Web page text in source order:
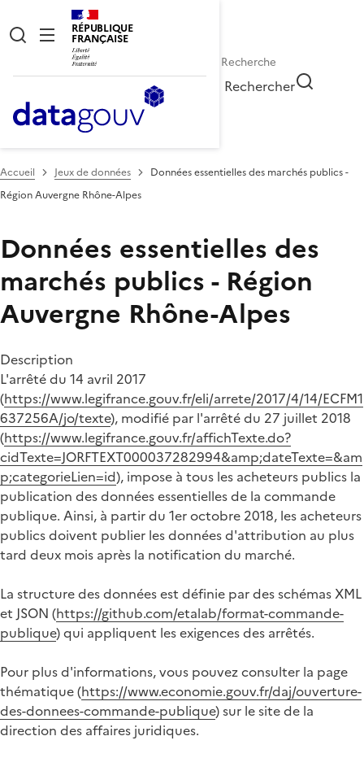
RÉPUBLIQUE
FRANÇAISE
Rechercher
Accueil Jeux de données
Données essentielles des marchés publics -
Région Auvergne Rhône-Alpes
Données essentielles des
marchés publics - Région
Auvergne Rhône-Alpes
Description
L'arrêté du 14 avril 2017
(https://www.legifrance.gouv.fr/eli/arrete/2017/4/14/ECFM1
637256A/jo/texte), modifié par l'arrêté du 27 juillet 2018
(https://www.legifrance.gouv.fr/affichTexte.do?
cidTexte=JORFTEXT000037282994&amp;dateTexte=&am
p;categorieLien=id), impose à tous les acheteurs publics la
publication des données essentielles de la commande
publique. Ainsi, à partir du 1er octobre 2018, les acheteurs
publics doivent publier les données d'attribution au plus
tard deux mois après la notification du marché.
La structure des données est définie par des schémas XML
et JSON (https://github.com/etalab/format-commande-
publique) qui appliquent les exigences des arrêtés.
Pour plus d'informations, vous pouvez consulter la page
thématique (https://www.economie.gouv.fr/daj/ouverture-
des-donnees-commande-publique) sur le site de la
direction des affaires juridiques.